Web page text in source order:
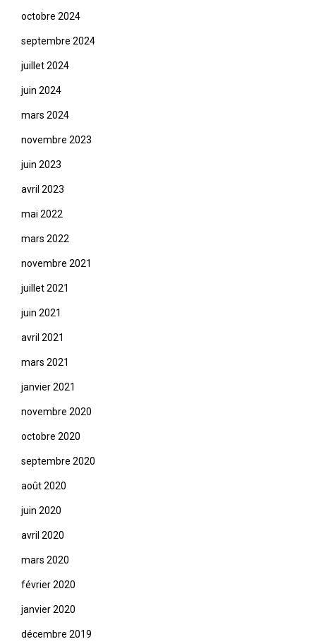
octobre 2024
septembre 2024
juillet 2024
juin 2024
mars 2024
novembre 2023
juin 2023
avril 2023
mai 2022
mars 2022
novembre 2021
juillet 2021
juin 2021
avril 2021
mars 2021
janvier 2021
novembre 2020
octobre 2020
septembre 2020
août 2020
juin 2020
avril 2020
mars 2020
février 2020
janvier 2020
décembre 2019